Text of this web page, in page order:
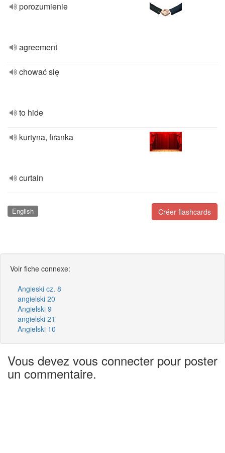
porozumienie
agreement
chować się
to hide
kurtyna, firanka
curtain
Créer flashcards
English
Voir fiche connexe:
Angieski cz. 8
angielski 20
Angielski 9
angielski 21
Angielski 10
Vous devez vous connecter pour poster
un commentaire.